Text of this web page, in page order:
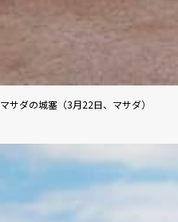
マサダの城塞（3月22日、マサダ）